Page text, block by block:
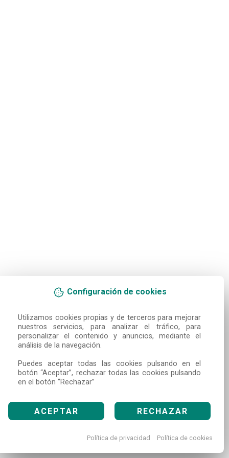
Configuración de cookies
Utilizamos cookies propias y de terceros para mejorar
nuestros servicios, para analizar el tráfico, para
personalizar el contenido y anuncios, mediante el
análisis de la navegación.
Puedes aceptar todas las cookies pulsando en el
botón “Aceptar”, rechazar todas las cookies pulsando
en el botón “Rechazar”
ACEPTAR RECHAZAR
Política de privacidad Política de cookies